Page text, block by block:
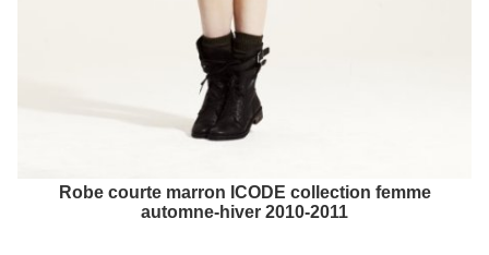
Robe courte marron ICODE collection femme
automne-hiver 2010-2011